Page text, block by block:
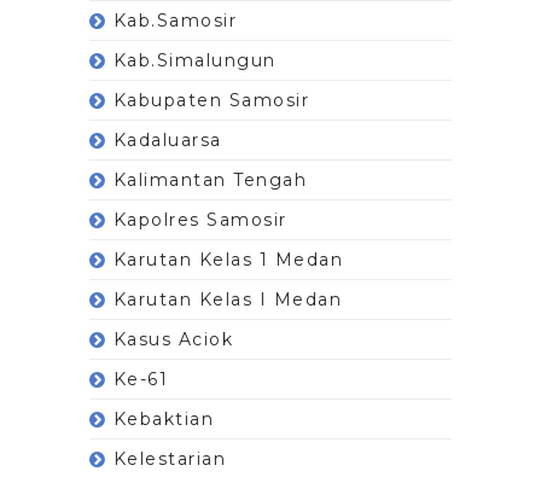
Kab.Samosir
Kab.Simalungun
Kabupaten Samosir
Kadaluarsa
Kalimantan Tengah
Kapolres Samosir
Karutan Kelas 1 Medan
Karutan Kelas I Medan
Kasus Aciok
Ke-61
Kebaktian
Kelestarian